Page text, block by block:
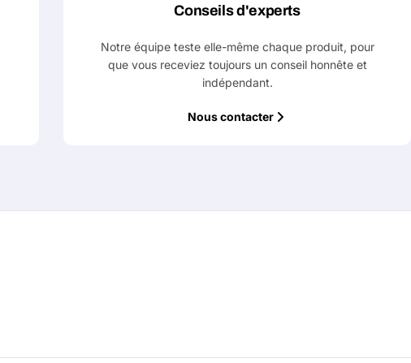
Conseils d'experts
Notre équipe teste elle-même chaque produit, pour
que vous receviez toujours un conseil honnête et
indépendant.
Nous contacter